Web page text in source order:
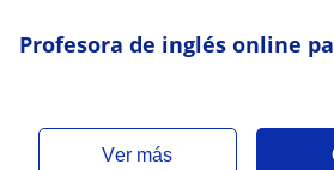
Profesora de inglés online
ver más